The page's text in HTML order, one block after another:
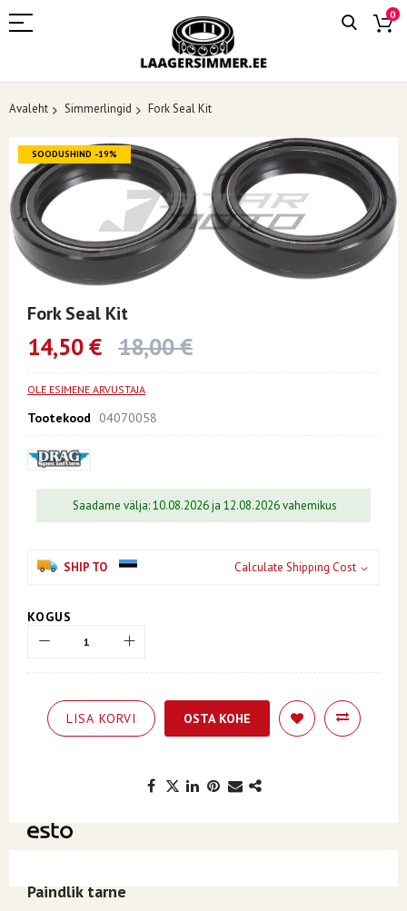
0
Avaleht Simmerlingid Fork Seal Kit
Skip
the
end
of
the
images
gallery
SOODUSHIND -19%
beginning
images
Fork Seal Kit
14,50 € 18,00 €
OLE ESIMENE ARVUSTAJA
Tootekood 04070058
Saadame välja: 10.08.2026 ja 12.08.2026 vahemikus
SHIP TO Calculate Shipping Cost
KOGUS
LISA KORVI OSTA KOHE
Paindlik tarne